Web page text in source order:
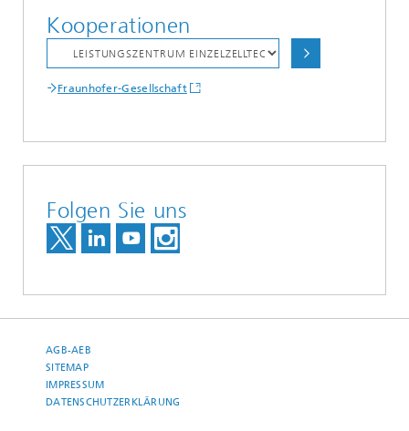
Kooperationen
Fraunhofer-Gesellschaft
Folgen Sie uns
AGB-AEB
SITEMAP
IMPRESSUM
DATENSCHUTZERKLÄRUNG